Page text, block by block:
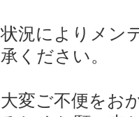
状況によりメン
承ください。
大変ご不便をお